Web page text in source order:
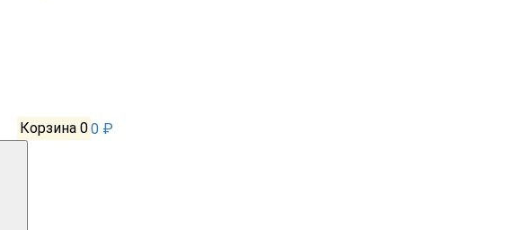
Корзина 00 ₽